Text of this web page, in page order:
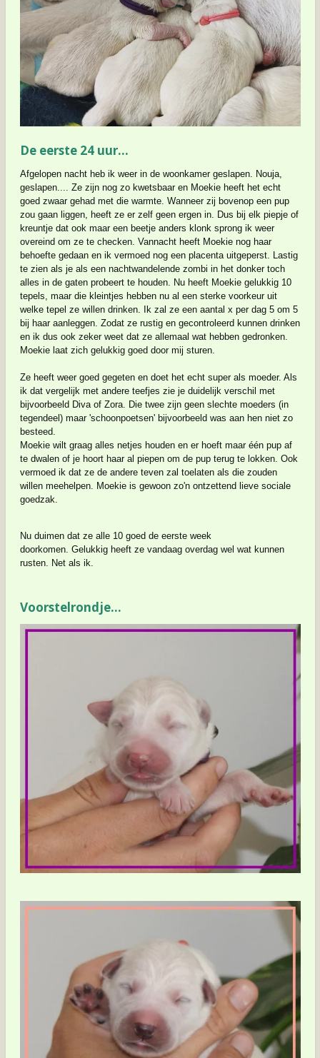
De eerste 24 uur...
Afgelopen nacht heb ik weer in de woonkamer geslapen. Nouja,
geslapen.... Ze zijn nog zo kwetsbaar en Moekie heeft het echt
goed zwaar gehad met die warmte. Wanneer zij bovenop een pup
zou gaan liggen, heeft ze er zelf geen ergen in. Dus bij elk piepje of
kreuntje dat ook maar een beetje anders klonk sprong ik weer
overeind om ze te checken. Vannacht heeft Moekie nog haar
behoefte gedaan en ik vermoed nog een placenta uitgeperst. Lastig
te zien als je als een nachtwandelende zombi in het donker toch
alles in de gaten probeert te houden.
Nu heeft Moekie gelukkig 10
tepels, maar die kleintjes hebben nu al een sterke voorkeur uit
welke tepel ze willen drinken. Ik zal ze een aantal x per dag 5 om 5
bij haar aanleggen. Zodat ze rustig en gecontroleerd kunnen drinken
en ik dus ook zeker weet dat ze allemaal wat hebben gedronken.
Moekie laat zich gelukkig goed door mij sturen.
Ze heeft weer goed gegeten en doet het echt super als moeder. Als
ik dat vergelijk met andere teefjes zie je duidelijk verschil met
bijvoorbeeld Diva of Zora. Die twee zijn geen slechte moeders (in
tegendeel) maar 'schoonpoetsen' bijvoorbeeld was aan hen niet zo
besteed.
Moekie wilt graag alles netjes houden en er hoeft maar één pup af
te dwalen of je hoort haar al piepen om de pup terug te lokken. Ook
vermoed ik dat ze de andere teven zal toelaten als die zouden
willen meehelpen. Moekie is gewoon zo'n ontzettend lieve sociale
goedzak.
Nu duimen dat ze alle 10 goed de eerste week
doorkomen. Gelukkig heeft ze vandaag overdag wel wat kunnen
rusten. Net als ik.
Voorstelrondje...